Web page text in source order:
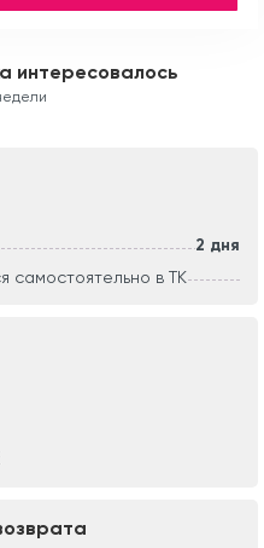
интересовалось
2 дня
самостоятельно в ТК